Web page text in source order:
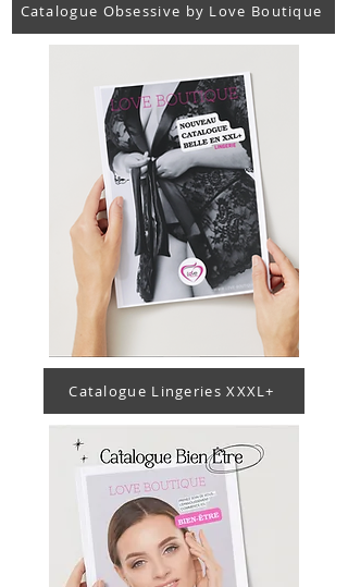
Catalogue Obsessive by Love Boutique
Catalogue Lingeries XXXL+